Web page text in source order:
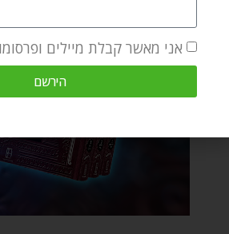
אני מאשר קבלת מיילים
הירשם